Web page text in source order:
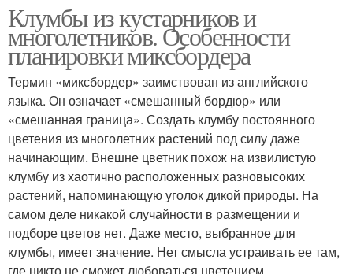
Небольшой
миксбордер
ландшафтном дизайне
Миксбордера на
подзолистых почвах
Цветник с пионами
Клумбы из кустарников и
многолетников. Особенности
планировки миксбордера
Термин «миксбордер» заимствован из английского
языка. Он означает «смешанный бордюр» или
«смешанная граница». Создать клумбу постоянного
цветения из многолетних растений под силу даже
начинающим. Внешне цветник похож на извилистую
клумбу из хаотично расположенных разновысоких
растений, напоминающую уголок дикой природы. На
самом деле никакой случайности в размещении и
подборе цветов нет. Даже место, выбранное для
клумбы, имеет значение. Нет смысла устраивать ее там,